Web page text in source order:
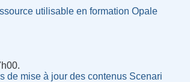
utilisable en formation Opale
de mise à jour des contenus Scenari